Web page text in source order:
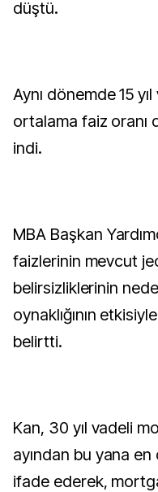
düştü.
Aynı dönemde 15
ortalama faiz oranı
indi.
MBA Başkan
faizlerinin mevcut
belirsizliklerinin
oynaklığının
belirtti.
Kan, 30 yıl vadeli
ayından bu yana
ifade ederek,